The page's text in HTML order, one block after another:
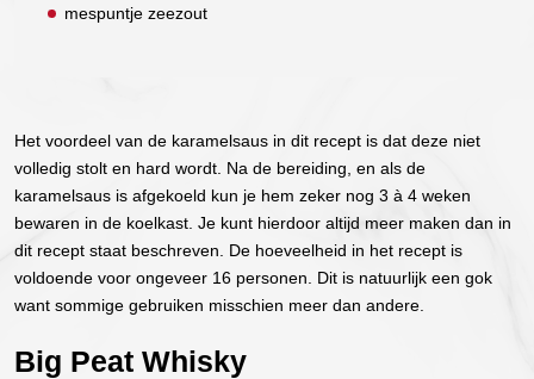
mespuntje zeezout
Het voordeel van de karamelsaus in dit recept is dat deze niet
volledig stolt en hard wordt. Na de bereiding, en als de
karamelsaus is afgekoeld kun je hem zeker nog 3 à 4 weken
bewaren in de koelkast. Je kunt hierdoor altijd meer maken dan in
dit recept staat beschreven. De hoeveelheid in het recept is
voldoende voor ongeveer 16 personen. Dit is natuurlijk een gok
want sommige gebruiken misschien meer dan andere.
Big Peat Whisky